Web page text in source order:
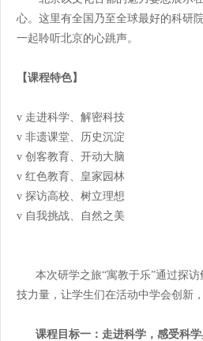
心。这里有全国乃至全球最好的科研
一起聆听北京的心跳声。
【课程特色】
v 走进科学、解密科技
v 非遗课堂、历史沉淀
v 创客教育、开动大脑
v 红色教育、皇家园林
v 探访高校、树立理想
v 自我挑战、自然之美
本次研学之旅“寓教于乐”通过探
技力量，让学生们在活动中学会创新
课程目标一：走进科学，感受科学